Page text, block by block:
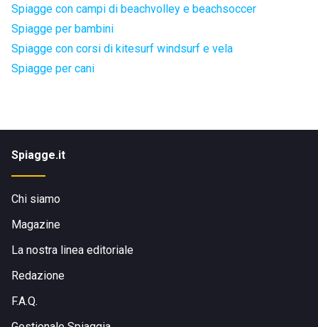
Spiagge con campi di beachvolley e beachsoccer
Spiagge per bambini
Spiagge con corsi di kitesurf windsurf e vela
Spiagge per cani
Spiagge.it
Chi siamo
Magazine
La nostra linea editoriale
Redazione
F.A.Q.